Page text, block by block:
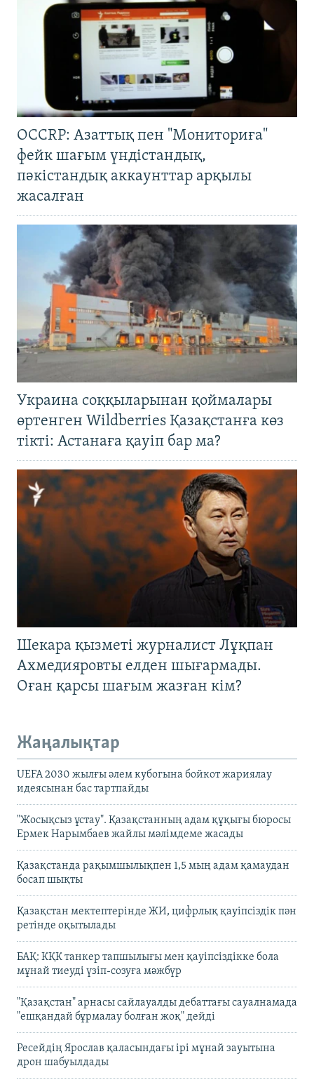
OCCRP: Азаттық пен "Мониториға"
фейк шағым үндістандық,
пәкістандық аккаунттар арқылы
жасалған
Украина соққыларынан қоймалары
өртенген Wildberries Қазақстанға көз
тікті: Астанаға қауіп бар ма?
Шекара қызметі журналист Лұқпан
Ахмедияровты елден шығармады.
Оған қарсы шағым жазған кім?
Жаңалықтар
UEFA 2030 жылғы әлем кубогына бойкот жариялау
идеясынан бас тартпайды
"Жосықсыз ұстау". Қазақстанның адам құқығы бюросы
Ермек Нарымбаев жайлы мәлімдеме жасады
Қазақстанда рақымшылықпен 1,5 мың адам қамаудан
босап шықты
Қазақстан мектептерінде ЖИ, цифрлық қауіпсіздік пән
ретінде оқытылады
БАҚ: КҚК танкер тапшылығы мен қауіпсіздікке бола
мұнай тиеуді үзіп-созуға мәжбүр
"Қазақстан" арнасы сайлауалды дебаттағы сауалнамада
"ешқандай бұрмалау болған жоқ" дейді
Ресейдің Ярослав қаласындағы ірі мұнай зауытына
дрон шабуылдады